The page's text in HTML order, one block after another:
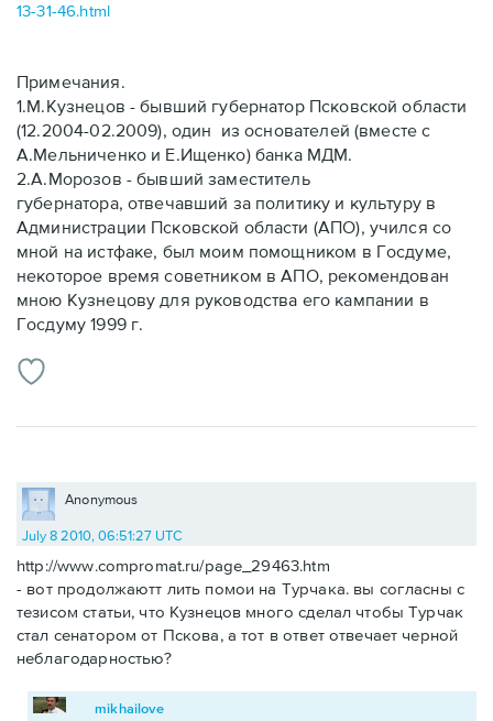
13-31-46.html
Примечания.
1.М.Кузнецов - бывший губернатор Псковской области
(12.2004-02.2009), один из основателей (вместе с
А.Мельниченко и Е.Ищенко) банка МДМ.
2.А.Морозов - бывший заместитель
губернатора, отвечавший за политику и культуру в
Администрации Псковской области (АПО), учился со
мной на истфаке, был моим помощником в Госдуме,
некоторое время советником в АПО, рекомендован
мною Кузнецову для руководства его кампании в
Госдуму 1999 г.
Anonymous
July 8 2010, 06:51:27 UTC
http://www.compromat.ru/page_29463.htm
- вот продолжаютт лить помои на Турчака. вы согласны с
тезисом статьи, что Кузнецов много сделал чтобы Турчак
стал сенатором от Пскова, а тот в ответ отвечает черной
неблагодарностью?
mikhailove